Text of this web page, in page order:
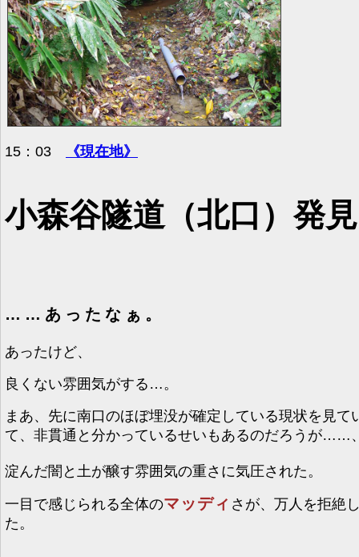
15：03 《現在地》
小森谷隧道（北口）発
……あったなぁ。
あったけど、
良くない雰囲気がする…。
まあ、先に南口のほぼ埋没が確定している現状を見て
て、非貫通と分かっているせいもあるのだろうが……
淀んだ闇と土が醸す雰囲気の重さに気圧された。
一目で感じられる全体のマッディ さが、万人を拒絶
た。